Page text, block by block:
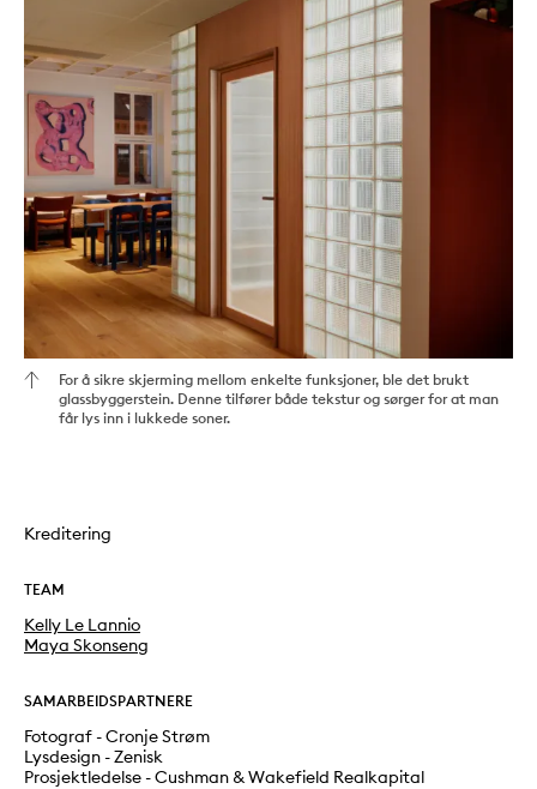
For å sikre skjerming mellom enkelte funksjoner, ble det brukt
glassbyggerstein. Denne tilfører både tekstur og sørger for at man
får lys inn i lukkede soner.
Kreditering
TEAM
Kelly Le Lannio
Maya Skonseng
SAMARBEIDSPARTNERE
Fotograf - Cronje Strøm
Lysdesign - Zenisk
Prosjektledelse - Cushman & Wakefield Realkapital